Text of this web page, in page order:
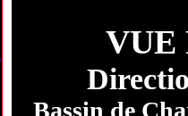
VUE
Bassin de